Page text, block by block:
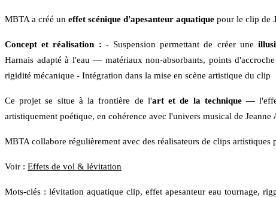
MBTA a créé un effet scénique d'apesanteur aquatique pour le clip de
Concept et réalisation : - Suspension permettant de créer une
Harnais adapté à l'eau — matériaux non-absorbants, points
rigidité mécanique - Intégration dans la mise en scène artistique du clip
Ce projet se situe à la frontière de l'art et de la technique— l'effet
artistiquement poétique, en cohérence avec l'univers musical de Jeanne
MBTA collabore régulièrement avec des réalisateurs de clips
Voir : Effets de vol & lévitation
Mots-clés : lévitation aquatique clip, effet apesanteur eau tournage,